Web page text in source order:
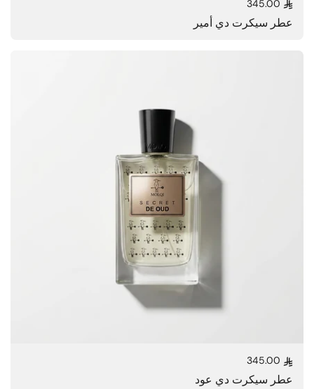
السعر العادي
عطر سيكرت دي أمير
السعر العادي
عطر سيكرت دي عود